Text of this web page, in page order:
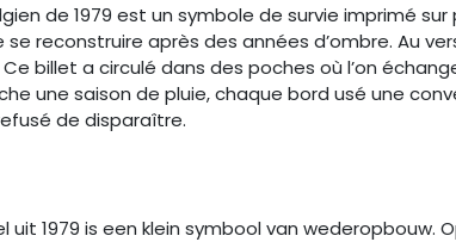
de 1979 est un symbole de survie imprimé
reconstruire après des années d’ombre. Au
billet a circulé dans des poches où l’on
une saison de pluie, chaque bord usé une
de disparaître.
uit 1979 is een klein symbool van